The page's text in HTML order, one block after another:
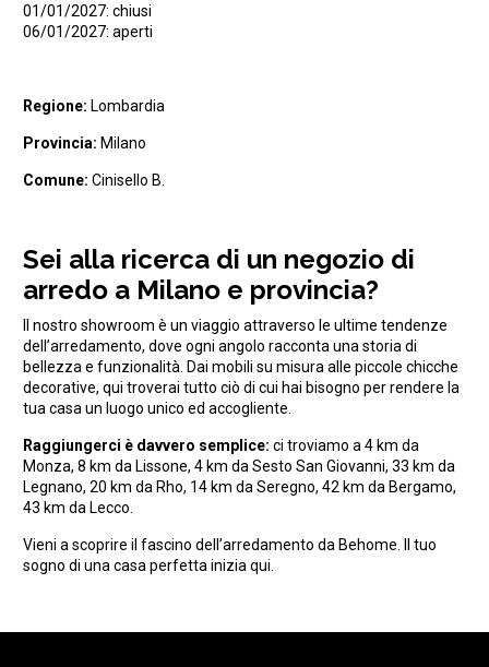
01/01/2027: chiusi
06/01/2027: aperti
Regione: Lombardia
Provincia: Milano
Comune: Cinisello B.
Sei alla ricerca di un negozio di
arredo a Milano e provincia?
Il nostro showroom è un viaggio attraverso le ultime tendenze
dell’arredamento, dove ogni angolo racconta una storia di
bellezza e funzionalità. Dai mobili su misura alle piccole chicche
decorative, qui troverai tutto ciò di cui hai bisogno per rendere la
tua casa un luogo unico ed accogliente.
Raggiungerci è davvero semplice: ci troviamo a 4 km da
Monza, 8 km da Lissone, 4 km da Sesto San Giovanni, 33 km da
Legnano, 20 km da Rho, 14 km da Seregno, 42 km da Bergamo,
43 km da Lecco.
Vieni a scoprire il fascino dell’arredamento da Behome. Il tuo
sogno di una casa perfetta inizia qui.